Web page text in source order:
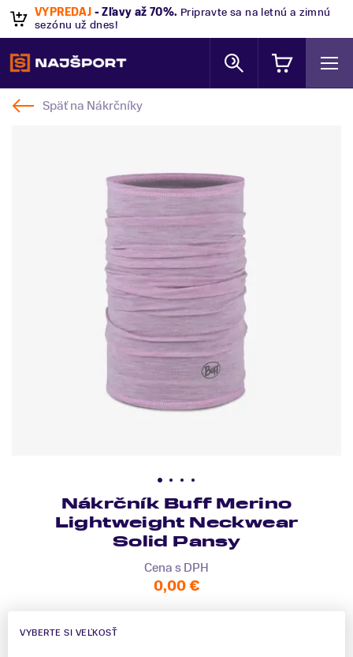
VÝPREDAJ - Zľavy až 70%. Pripravte sa na letnú a zimnú
sezónu už dnes!
Späť na Nákrčníky
Nákrčník Buff Merino
Lightweight Neckwear
Solid Pansy
Cena s DPH
0,00 €
VYBERTE SI VEĽKOSŤ